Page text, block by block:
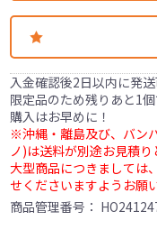
入金確認後2日以内に発
限定品のため残りあと1
購入はお早めに！
※沖縄・離島及び、バン
ノ)は送料が別途お見積り
大型商品につきましては
せくださいますようお願
商品管理番号：